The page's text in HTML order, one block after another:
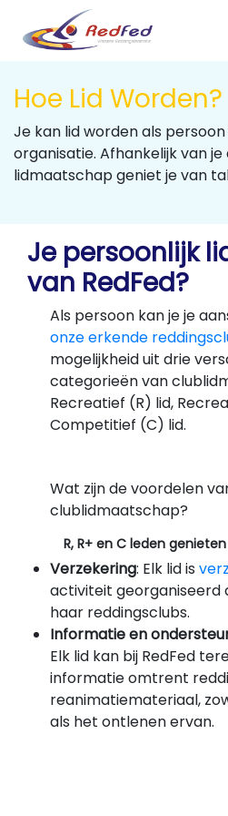
Hoe Lid Worden?
Je kan lid worden als
organisatie. Afhankelijk van
lidmaatschap geniet je van
Je persoonlijk
van RedFed?
Als persoon kan je je
onze erkende
mogelijkheid uit drie
categorieën van
Recreatief (R) lid,
Competitief (C) lid.
Wat zijn de voordelen
clublidmaatschap?
R, R+ en C leden
Verzekering: Elk lid is
activiteit georganiseerd
haar reddingsclubs.
Informatie en
Elk lid kan bij RedFed
informatie omtrent
reanimatiemateriaal,
als het ontlenen ervan.